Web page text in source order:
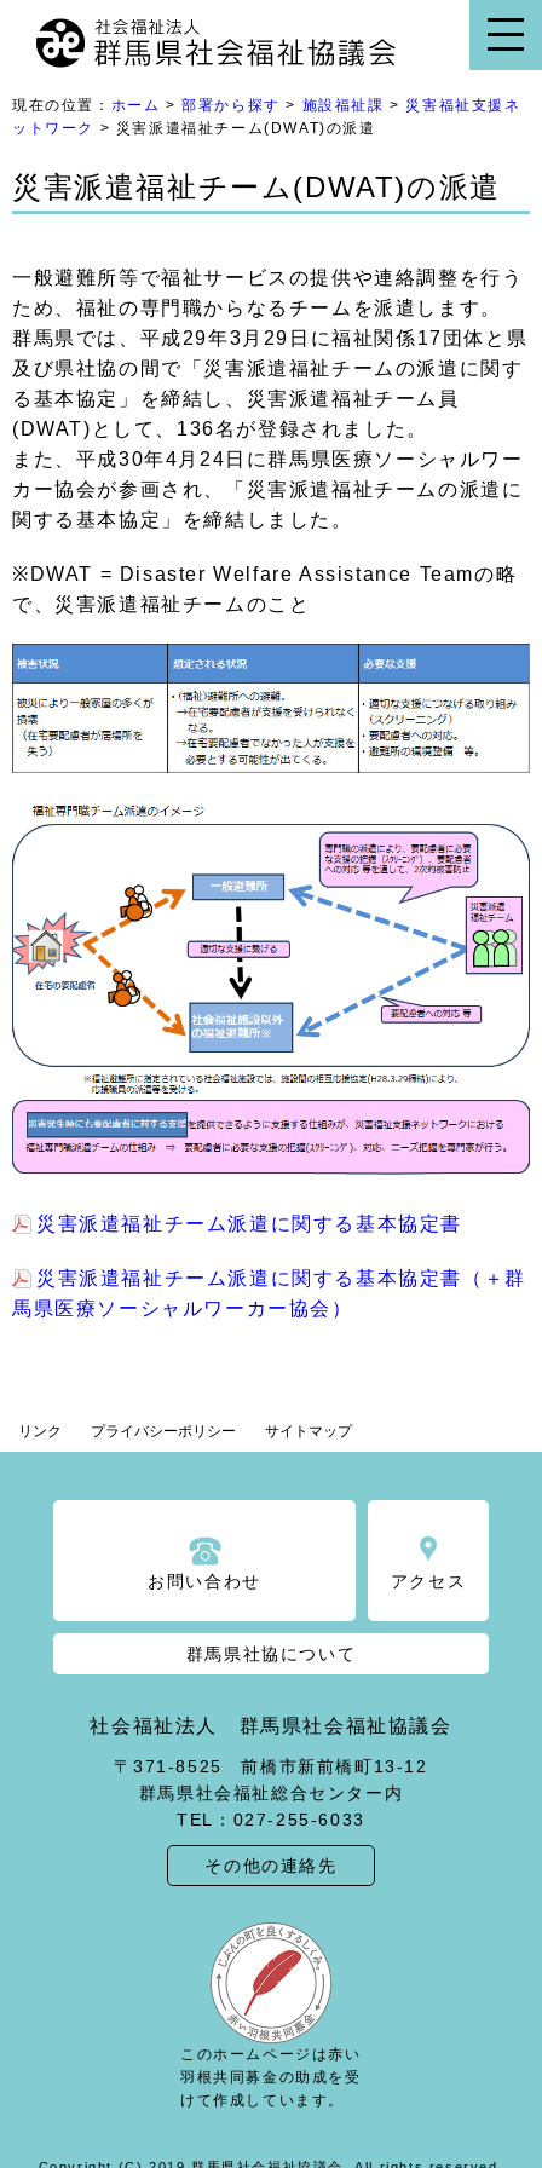
現在の位置： ホーム >部署から探す > 施設福祉課 > 災害福祉支援ネ
ットワーク
> 災害派遣福祉チーム(DWAT)の派遣
災害派遣福祉チーム(DWAT)の派遣
一般避難所等で福祉サービスの提供や連絡調整を行う
ため、福祉の専門職からなるチームを派遣します。
群馬県では、平成29年3月29日に福祉関係17団体と県
及び県社協の間で「災害派遣福祉チームの派遣に関す
る基本協定」を締結し、災害派遣福祉チーム員
(DWAT)として、136名が登録されました。
また、平成30年4月24日に群馬県医療ソーシャルワー
カー協会が参画され、「災害派遣福祉チームの派遣に
関する基本協定」を締結しました。
※DWAT = Disaster Welfare Assistance Teamの略
で、災害派遣福祉チームのこと
災害派遣福祉チーム派遣に関する基本協定書
災害派遣福祉チーム派遣に関する基本協定書（＋群
馬県医療ソーシャルワーカー協会）
リンク プライバシーポリシー サイトマップ
お問い合わせ アクセス
群馬県社協について
社会福祉法人 群馬県社会福祉協議会
〒371-8525 前橋市新前橋町13-12
群馬県社会福祉総合センター内
TEL：027-255-6033
その他の連絡先
このホームページは赤い
羽根共同募金の助成を受
けて作成しています。